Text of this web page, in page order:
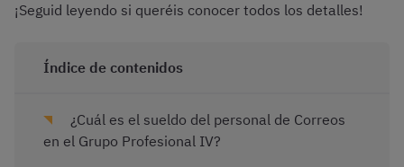
¡Seguid leyendo si queréis conocer todos los detalles!
Índice de contenidos
¿Cuál es el sueldo del personal de Correos
en el Grupo Profesional IV?